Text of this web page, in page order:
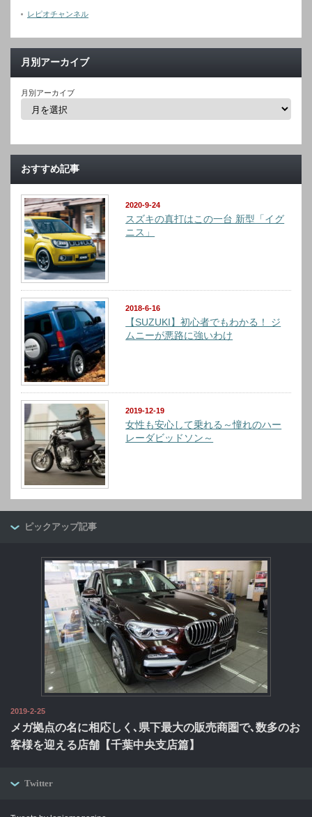
レピオチャンネル
月別アーカイブ
月別アーカイブ
おすすめ記事
2020-9-24
スズキの真打はこの一台 新型「イグ
ニス」
2018-6-16
【SUZUKI】初心者でもわかる！ ジ
ムニーが悪路に強いわけ
2019-12-19
女性も安心して乗れる～憧れのハー
レーダビッドソン～
ピックアップ記事
2019-2-25
メガ拠点の名に相応しく､県下最大の販売商圏で､数多のお
客様を迎える店舗【千葉中央支店篇】
Twitter